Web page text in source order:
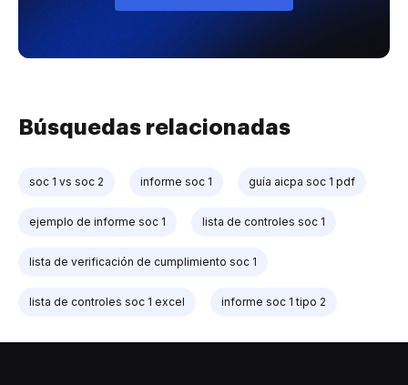
Búsquedas relacionadas
soc 1 vs soc 2 informe soc 1 guía aicpa soc 1 pdf
ejemplo de informe soc 1 lista de controles soc 1
lista de verificación de cumplimiento soc 1
lista de controles soc 1 excel informe soc 1 tipo 2